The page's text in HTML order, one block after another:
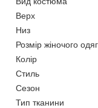
Верх
Низ
Розмір жіночого
Колір
Стиль
Сезон
Тип тканини